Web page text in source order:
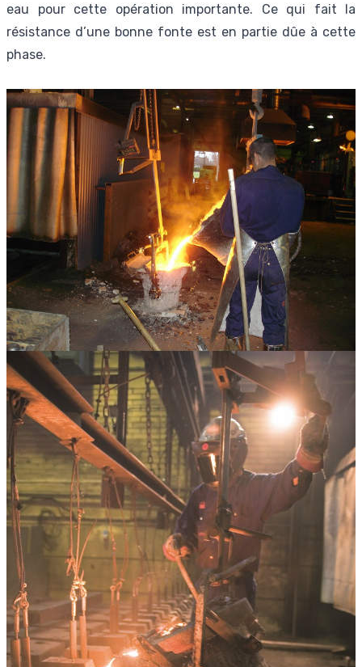
eau pour cette opération importante. Ce qui fait la
résistance d’une bonne fonte est en partie dûe à cette
phase.